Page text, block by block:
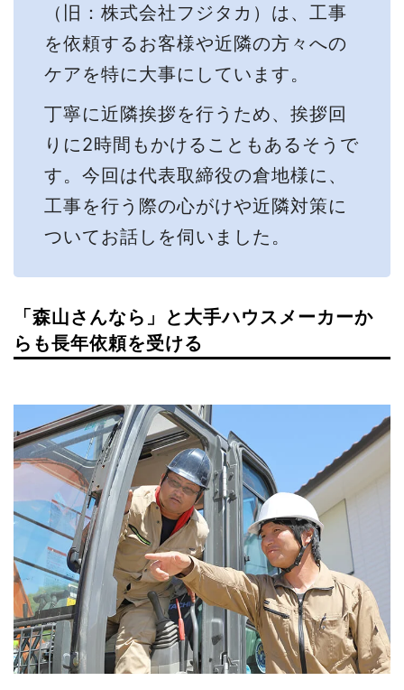
（旧：株式会社フジタカ）は、工事
を依頼するお客様や近隣の方々への
ケアを特に大事にしています。
丁寧に近隣挨拶を行うため、挨拶回
りに2時間もかけることもあるそうで
す。今回は代表取締役の倉地様に、
工事を行う際の心がけや近隣対策に
ついてお話しを伺いました。
「森山さんなら」と大手ハウスメーカーか
らも長年依頼を受ける